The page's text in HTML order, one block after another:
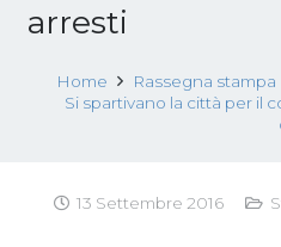
arresti
Home Rassegna stampa
Si spartivano la città per il
13 Settembre 2016